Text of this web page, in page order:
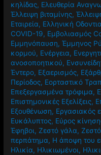
κηλίδας, Ελευθερία
Έλλειψη βιταμίνης,
Εταιρεία, Ελληνική
COVID-19, Εμβολιασμός
Εμμηνόπαυση,Έμμηνος
κορμού, Ενέργεια,
ανοσοποητικού,
Έντερο, Εξαερισμός,
Περίοδος, Εορταστικό
Επεξεργασμένα τρόφιμα,
Επιστημονικές Εξελίξεις,
Εξουθένωση, Εργασιακός
Ευκάλυπτος, Εύρος
Έφηβοι,Ζεστό γάλα,
περπάτημα, Η άποψη του
Ηλικία, Ηλικιωμένοι,